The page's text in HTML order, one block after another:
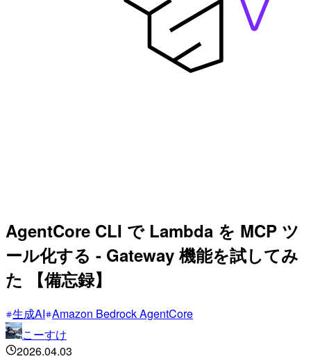
AgentCore CLI で Lambda を MCP ツ
ール化する - Gateway 機能を試してみ
た 【備忘録】
生成AI Amazon Bedrock AgentCore
こーすけ
2026.04.03